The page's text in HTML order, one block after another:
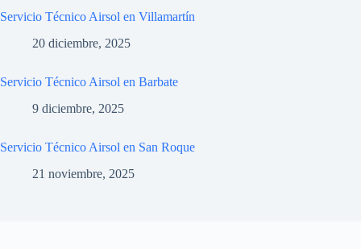
Servicio Técnico Airsol en Villamartín
20 diciembre, 2025
Servicio Técnico Airsol en Barbate
9 diciembre, 2025
Servicio Técnico Airsol en San Roque
21 noviembre, 2025